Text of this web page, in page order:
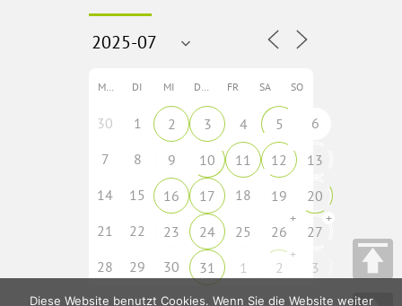
MO DI MI DO FR SA SO
30 1 2 3 4 5
6
7
8 9 10 11 12
13
14
15 16 17 18 19
20
21
22 23 24 25 26
+
27
+
28 29 30 31 1 2
+
3
Diese Website benutzt Cookies. Wenn Sie die Website weiter